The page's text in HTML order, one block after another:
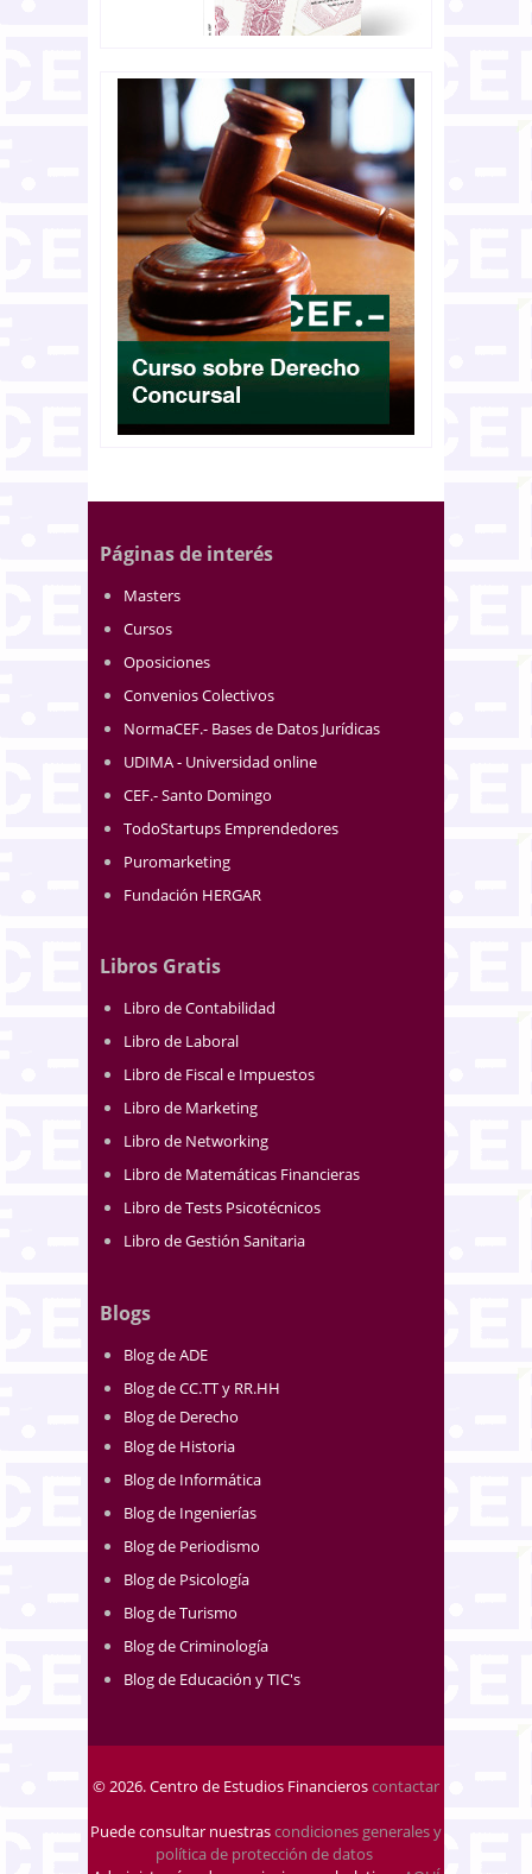
Páginas de interés
Masters
Cursos
Oposiciones
Convenios Colectivos
NormaCEF.- Bases de Datos Jurídicas
UDIMA - Universidad online
CEF.- Santo Domingo
TodoStartups Emprendedores
Puromarketing
Fundación HERGAR
Libros Gratis
Libro de Contabilidad
Libro de Laboral
Libro de Fiscal e Impuestos
Libro de Marketing
Libro de Networking
Libro de Matemáticas Financieras
Libro de Tests Psicotécnicos
Libro de Gestión Sanitaria
Blogs
Blog de ADE
Blog de CC.TT y RR.HH
Blog de Derecho
Blog de Historia
Blog de Informática
Blog de Ingenierías
Blog de Periodismo
Blog de Psicología
Blog de Turismo
Blog de Criminología
Blog de Educación y TIC's
© 2026. Centro de Estudios Financieroscontactar
Puede consultar nuestrascondiciones generales y
política de protección de datos